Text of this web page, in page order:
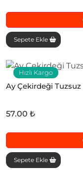
Sepete Ekle
Hızlı Kargo
Ay Çekirdeği
57.00 ₺
Sepete Ekle